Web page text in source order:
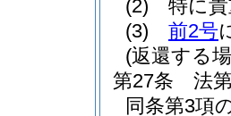
(2)
特に
(3)
前2号
(返還する
第27条
法
同条第3項